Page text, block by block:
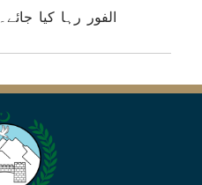
الفور رہا کیا جائے۔